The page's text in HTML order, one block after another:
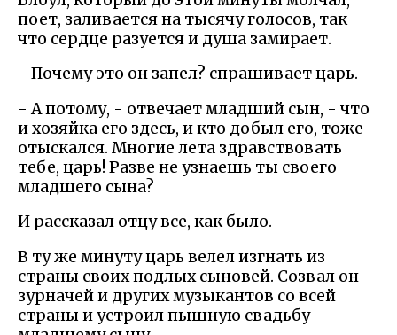
поет, заливается на тысячу голосов, так
что сердце разуется и душа замирает.
- Почему это он запел? спрашивает царь.
- А потому, - отвечает младший сын, - что
и хозяйка его здесь, и кто добыл его, тоже
отыскался. Многие лета здравствовать
тебе, царь! Разве не узнаешь ты своего
младшего сына?
И рассказал отцу все, как было.
В ту же минуту царь велел изгнать из
страны своих подлых сыновей. Созвал он
зурначей и других музыкантов со всей
страны и устроил пышную свадьбу